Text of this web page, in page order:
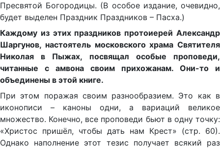
Пресвятой Богородицы. (В особое издание, очевидно,
будет выделен Праздник Праздников – Пасха.)
Каждому из этих праздников протоиерей Александр
Шаргунов, настоятель московского храма Святителя
Николая в Пыжах, посвящал особые проповеди,
читанные с амвона своим прихожанам. Они-то и
объединены в этой книге.
При этом поражая своим разнообразием. Это как в
иконописи – каноны одни, а вариаций великое
множество. Конечно, все проповеди бьют в одну точку:
«Христос пришёл, чтобы дать нам Крест» (стр. 60).
Однако наполнение этот тезис получает всякий раз